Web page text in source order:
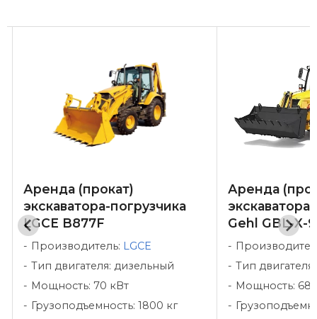
Аренда (прокат)
экскаватора-погрузчика
LGCE B877F
Производитель: LGCE
Тип двигателя: дизельный
Мощность: 70 кВт
Грузоподъемность: 1800 кг
Аренда
Gehl GBL-X-
Тип
Мощность: 68,